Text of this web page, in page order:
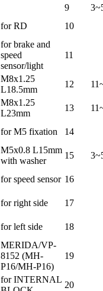
9
for RD 10
for brake and
speed
sensor/light
11
M8x1.25
L18.5mm
12
M8x1.25
L23mm
13
for M5 fixation 14
M5x0.8 L15mm
with washer
15
for speed sensor 16
for right side 17
for left side 18
MERIDA/VP-
8152 (MH-
P16/MH-P16)
19
for INTERNAL
20